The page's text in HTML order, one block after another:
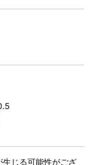
じる可能性がござ